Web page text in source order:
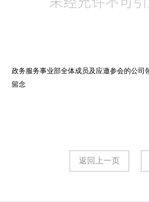
政务服务事业部全体成员及应邀参会的公司
留念
返回上一页